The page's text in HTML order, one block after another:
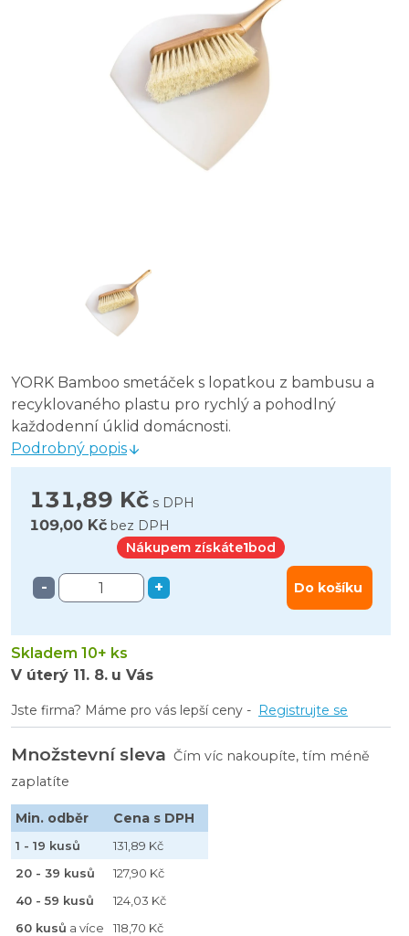
YORK Bamboo smetáček s lopatkou z bambusu a
recyklovaného plastu pro rychlý a pohodlný
každodenní úklid domácnosti.
Podrobný popis
131,89 Kč s DPH
109,00 Kč bez DPH
Nákupem získáte1bod
- + Do košíku
Skladem 10+ ks
V úterý 11. 8. u Vás
Jste firma? Máme pro vás lepší ceny - Registrujte se
Množstevní sleva Čím víc nakoupíte, tím méně
zaplatíte
Min. odběr Cena s DPH
1 - 19 kusů
131,89 Kč
20 - 39 kusů
127,90 Kč
40 - 59 kusů
124,03 Kč
60 kusů a více 118,70 Kč